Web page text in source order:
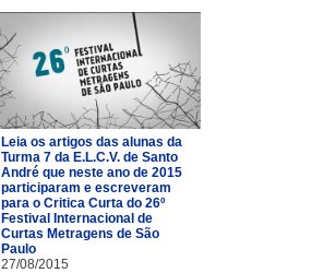
Leia os artigos das alunas da
Turma 7 da E.L.C.V. de Santo
André que neste ano de 2015
participaram e escreveram
para o Critica Curta do 26º
Festival Internacional de
Curtas Metragens de São
Paulo
27/08/2015